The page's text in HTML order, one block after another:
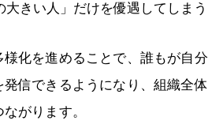
大きい人」だけを優遇してしまう
化を進めることで、誰もが自分
信できるようになり、組織全体
がります。